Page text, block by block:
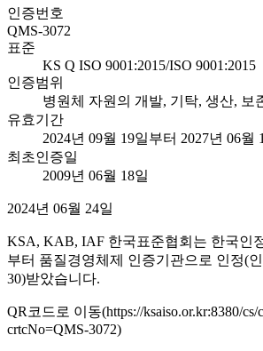
인증번호
QMS-3072
표준
KS Q ISO 9001:2015/ISO 9001:2015
인증범위
병원체 자원의 개발, 기탁, 생산, 보
유효기간
2024년 09월 19일부터 2027년 06월
최초인증일
2009년 06월 18일
2024년 06월 24일
KSA, KAB, IAF 한국표준협회는 한국인
부터 품질경영체제 인증기관으로 인정(
30)받았습니다.
QR코드로 이동(https://ksaiso.or.kr:8380/cs/
crtcNo=QMS-3072)